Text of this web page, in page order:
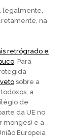
legalmente,
na
retrógrado e
. Para
sobre a
a
de
da UE no
monges) e a
Europeia